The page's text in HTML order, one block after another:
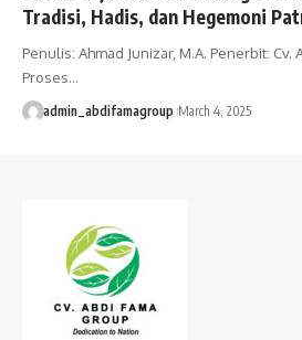
Tradisi, Hadis, dan Hegemoni
Penulis: Ahmad Junizar, M.A. Penerbit: Cv.
Proses…
admin_abdifamagroup March 4, 2025